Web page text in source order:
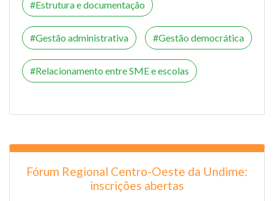
Estrutura e documentação
Gestão administrativa Gestão democrática
Relacionamento entre SME e escolas
Fórum Regional Centro-Oeste da Undime:
inscrições abertas